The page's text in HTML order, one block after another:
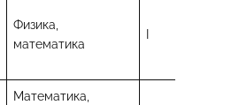
Физика,
математика
I
Математика,